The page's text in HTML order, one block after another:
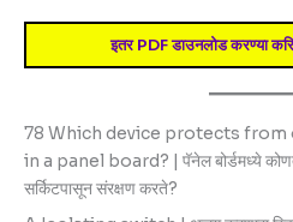
इतर PDF डाउनलोड करण्या
78 Which device protects
in a panel board? | पॅनेल बोर्डमध्ये
सर्किटपासून संरक्षण करते?